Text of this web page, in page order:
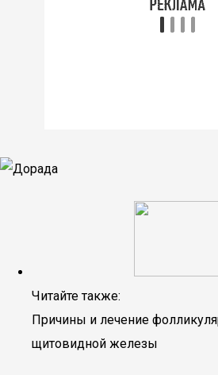
Читайте также:
Причины и лечение
щитовидной железы